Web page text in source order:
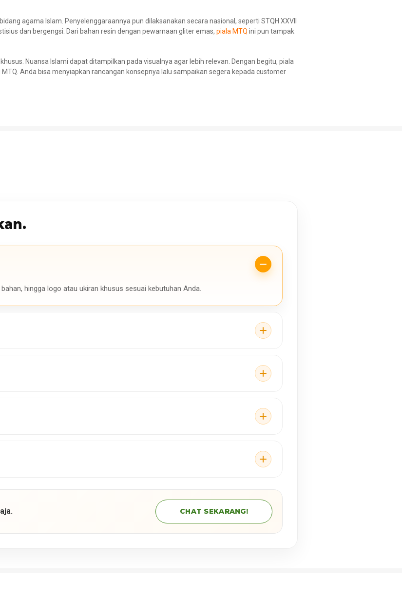
agama Islam. Penyelenggaraannya pun dilaksanakan secara nasional, seperti STQH XXVII
dan bergengsi. Dari bahan resin dengan pewarnaan gliter emas, piala MTQ ini pun tampak
Nuansa Islami dapat ditampilkan pada visualnya agar lebih relevan. Dengan begitu, piala
Anda bisa menyiapkan rancangan konsepnya lalu sampaikan segera kepada customer
hingga logo atau ukiran khusus sesuai kebutuhan Anda.
CHAT SEKARANG!